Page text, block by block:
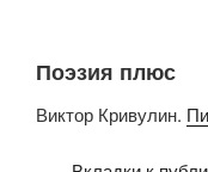
Поэзия плюс
Виктор Кривулин.